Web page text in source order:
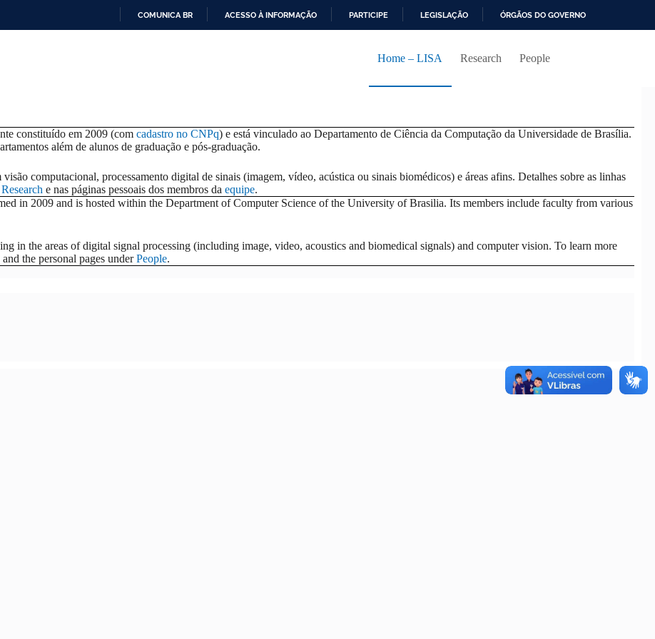
C
O
N
E
Ú
D
COMUNICA BR ACESSO À INFORMAÇÃO PARTICIPE LEGISLAÇÃO ÓRGÃOS DO GOVERNO
Home – LISA Research People
constituído em 2009 (com cadastro no CNPq) e está vinculado ao Departamento de Ciência da Computação da Universidade de Brasília.
além de alunos de graduação e pós-graduação.
computacional, processamento digital de sinais (imagem, vídeo, acústica ou sinais biomédicos) e áreas afins. Detalhes sobre as linhas
Research e nas páginas pessoais dos membros da equipe.
in 2009 and is hosted within the Department of Computer Science of the University of Brasilia. Its members include faculty from various
in the areas of digital signal processing (including image, video, acoustics and biomedical signals) and computer vision. To learn more
and the personal pages underPeople.